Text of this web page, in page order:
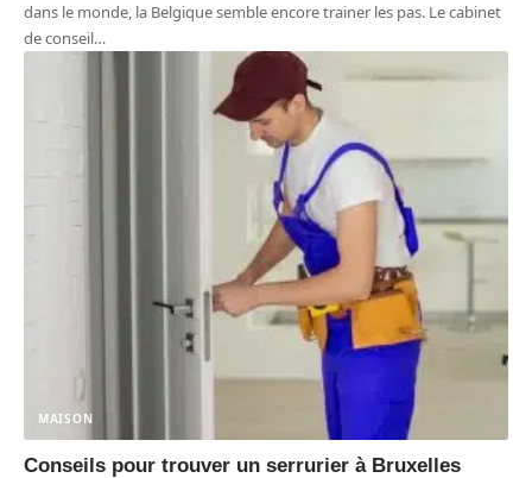
dans le monde, la Belgique semble encore trainer les pas. Le cabinet
de conseil…
MAISON
Conseils pour trouver un serrurier à Bruxelles